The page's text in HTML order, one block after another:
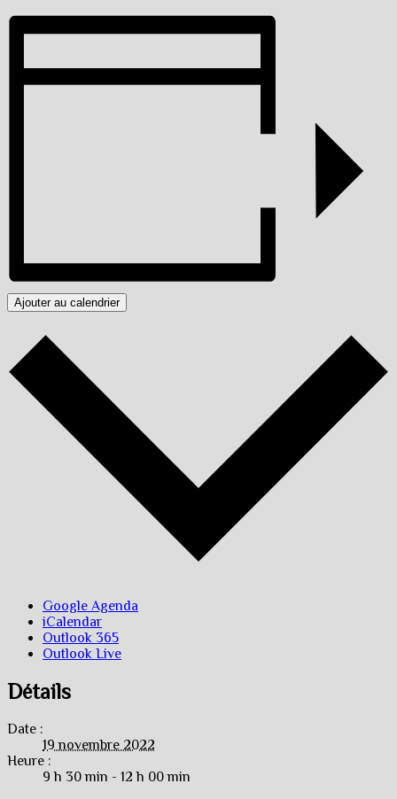
Ajouter au calendrier
Google Agenda
iCalendar
Outlook 365
Outlook Live
Détails
Date :
19 novembre 2022
Heure :
9 h 30 min - 12 h 00 min